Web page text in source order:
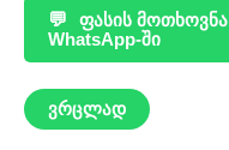
💬
ფასის მოთხოვნა
WhatsApp-ში
ვრცლად